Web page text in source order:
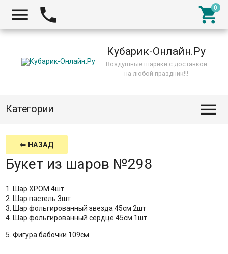
  
Кубарик-Онлайн.Ру
Воздушные шарики с доставкой
на любой праздник!!!
Категории 
⇐ НАЗАД
Букет из шаров №298
1. Шар ХРОМ 4шт
2. Шар пастель 3шт
3. Шар фольгированный звезда 45см 2шт
4. Шар фольгированный сердце 45см 1шт
5. Фигура бабочки 109см